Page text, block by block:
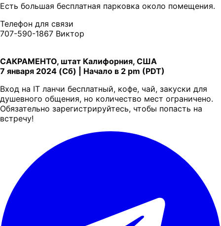
Есть большая бесплатная парковка около помещения.
Телефон для связи
707-590-1867 Виктор
САКРАМЕНТО, штат Калифорния, США
7 января 2024 (Сб) | Начало в 2 pm (PDT)
Вход на IT ланчи бесплатный, кофе, чай, закуски для
душевного общения, но количество мест ограничено.
Обязательно зарегистрируйтесь, чтобы попасть на
встречу!